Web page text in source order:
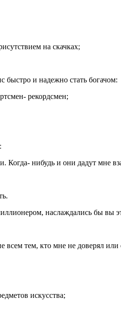
на скачках;
и надежно стать богачом:
рекордсмен;
нибудь и они дадут мне
наслаждались бы вы
тем, кто мне не доверял или
искусства;